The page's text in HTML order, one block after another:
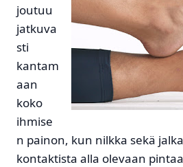
joutuu
jatkuva
sti
kantam
aan
koko
ihmise
n painon, kun nilkka sekä
kontaktista alla olevaan